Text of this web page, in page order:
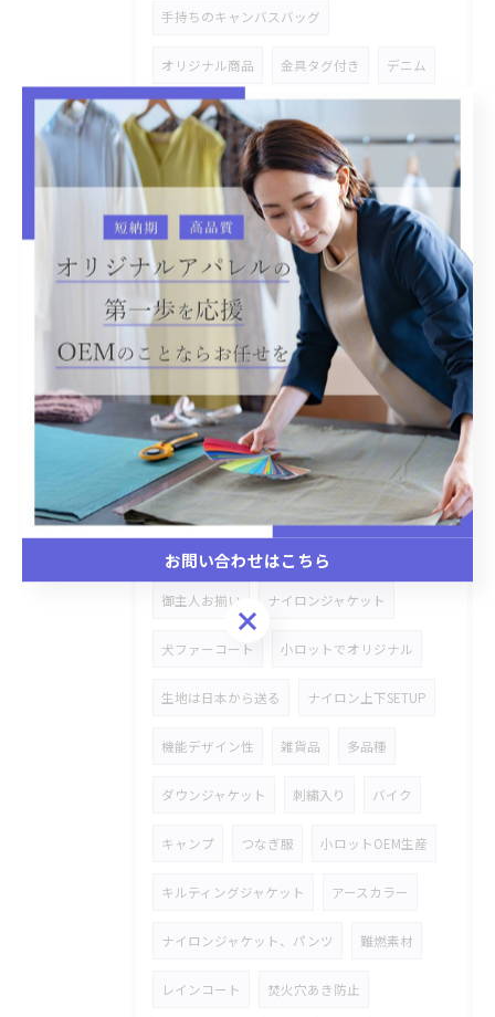
手持ちのキャンバスバッグ
オリジナル商品 金具タグ付き デニム
加工物 シャツ
レース ステッチワーク 雑貨商品
ハトロン紙 ストレッチデニム
デニムセットアップ バックプリント
温泉着 リラックス CAP
バケットハット デニム素材 OEM生産
オリジナルOEM生産 犬、猫ベット
Gジャン 市場商品カスタマイズ
切り替えシャツ、セーター あり生地
切り替えワンピース ペットのパーカー
御主人お揃い ナイロンジャケット
犬ファーコート 小ロットでオリジナル
生地は日本から送る ナイロン上下SETUP
機能デザイン性 雑貨品 多品種
ダウンジャケット 刺繍入り バイク
キャンプ つなぎ服 小ロットOEM生産
キルティングジャケット アースカラー
ナイロンジャケット、パンツ 難燃素材
レインコート 焚火穴あき防止
お問い合わせはこちら
お問い合わせはこちら